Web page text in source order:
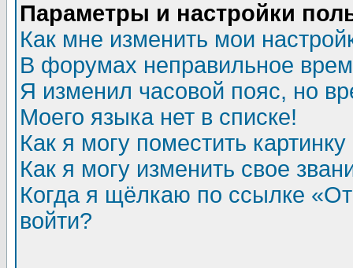
Параметры и настройки
Как мне изменить мои
В форумах неправильное
Я изменил часовой пояс, но
Моего языка нет в списке!
Как я могу поместить
Как я могу изменить свое
Когда я щёлкаю по ссылке
войти?